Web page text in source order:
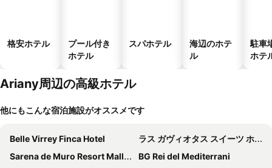
格安ホテル
プール付き
ホテル
スパホテル
海辺のホテ
ル
駐車
ホテ
Ariany周辺の高級ホテル
他にもこんな宿泊施設がオススメです
Belle Virrey Finca Hotel
ラス ガヴィオタス スイーツ ホテル
Sarena de Muro Resort Mallorca
BG Rei del Mediterrani